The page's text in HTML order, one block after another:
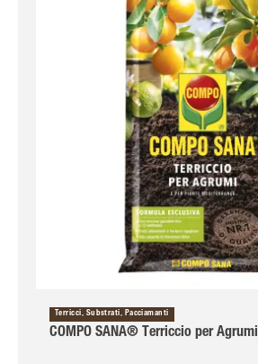
Terricci, Substrati, Pacciamanti
COMPO SANA® Terriccio per Agrumi